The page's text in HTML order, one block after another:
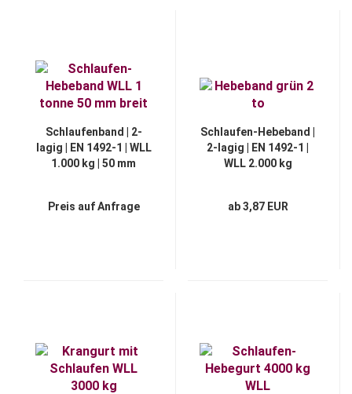
Schlaufenband | 2-
lagig | EN 1492-1 | WLL
1.000 kg | 50 mm
Preis auf Anfrage
Schlaufen-Hebeband |
2-lagig | EN 1492-1 |
WLL 2.000 kg
ab 3,87 EUR